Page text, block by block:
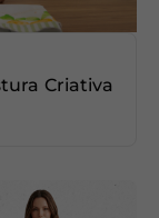
Criativa